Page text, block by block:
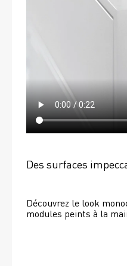
Des surfaces
Découvrez le look
modules peints à la